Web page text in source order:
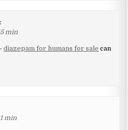
min
diazepam for humans for sale can
min